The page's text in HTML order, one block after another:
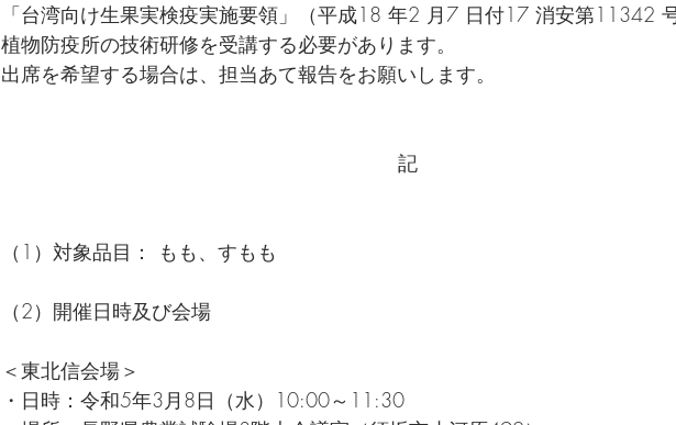
「台湾向け生果実検疫実施要領」（平成18 年2 月7 日付17 消安第11342
植物防疫所の技術研修を受講する必要があります。
出席を希望する場合は、担当あて報告をお願いします。
記
（1）対象品目： もも、すもも
（2）開催日時及び会場
＜東北信会場＞
・日時：令和5年3月8日（水）10:00～11:30